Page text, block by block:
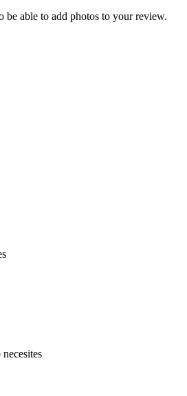
be able to add photos to your review.